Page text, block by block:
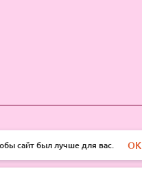
права защищены
сайт был лучше для вас. OK